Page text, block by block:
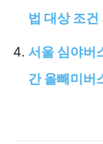
법 대상 조건
서울 심야버
간 올빼미버